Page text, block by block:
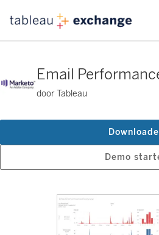
Email
door Tableau
Demo